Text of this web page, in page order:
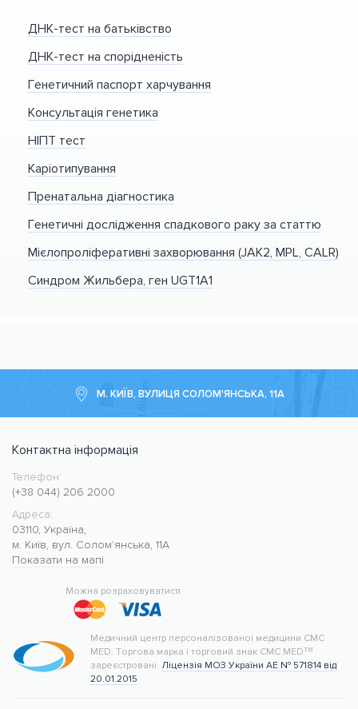
ДНК-тест на батьківство
ДНК-тест на спорідненість
Генетичний паспорт харчування
Консультація генетика
НІПТ тест
Каріотипування
Пренатальна діагностика
Генетичні дослідження спадкового раку за статтю
Мієлопроліферативні захворювання (JAK2, MPL, CALR)
Синдром Жильбера, ген UGT1A1
М. КИЇВ, ВУЛИЦЯ СОЛОМ'ЯНСЬКА, 11А
Контактна інформація
Медичний центр CMC MED
https://cmcmed.clinic
Телефон:
(+38 044) 206 2000
Адреса:
03110, Україна,
м. Київ, вул. Солом'янська, 11А
Показати на мапі
Можна розраховуватися
Медичний центр персоналізованої медицини CMC
MED. Торгова марка і торговий знак CMC MED™
зареєстровані. Ліцензія МОЗ України АЕ № 571814 від
20.01.2015